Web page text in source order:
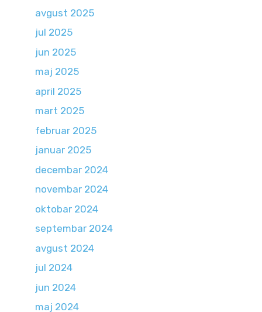
avgust 2025
jul 2025
jun 2025
maj 2025
april 2025
mart 2025
februar 2025
januar 2025
decembar 2024
novembar 2024
oktobar 2024
septembar 2024
avgust 2024
jul 2024
jun 2024
maj 2024